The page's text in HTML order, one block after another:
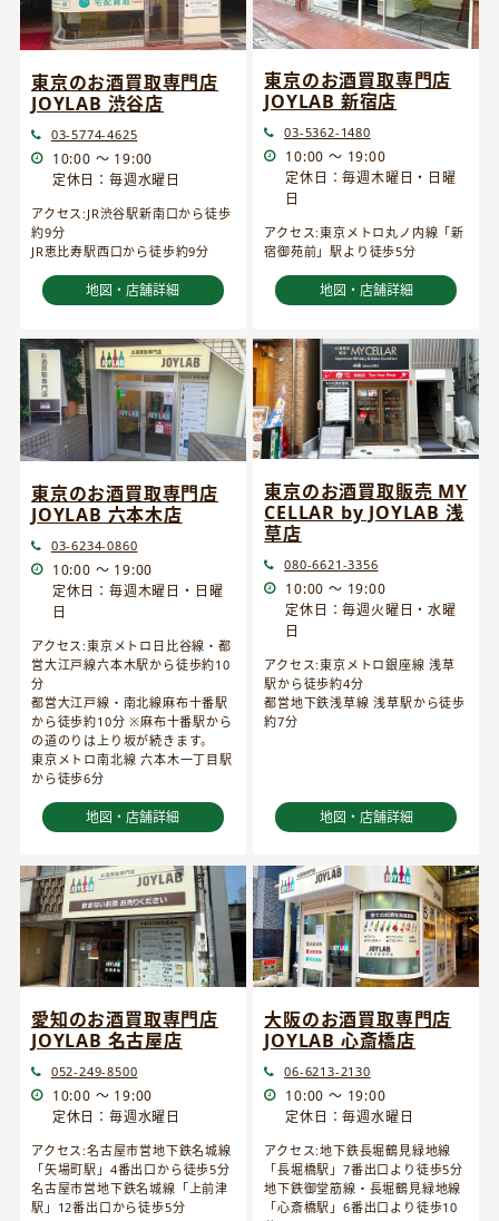
東京のお酒買取専門店
JOYLAB 渋谷店
03-5774-4625
10:00 ～ 19:00
定休日：毎週水曜日
アクセス:JR渋谷駅新南口から徒歩
約9分
JR恵比寿駅西口から徒歩約9分
地図・店舗詳細
東京のお酒買取専門店
JOYLAB 新宿店
03-5362-1480
10:00 ～ 19:00
定休日：毎週木曜日・日曜
日
アクセス:東京メトロ丸ノ内線「新
宿御苑前」駅より徒歩5分
地図・店舗詳細
東京のお酒買取専門店
JOYLAB 六本木店
03-6234-0860
10:00 ～ 19:00
定休日：毎週木曜日・日曜
日
アクセス:東京メトロ日比谷線・都
営大江戸線六本木駅から徒歩約10
分
都営大江戸線・南北線麻布十番駅
から徒歩約10分 ※麻布十番駅から
の道のりは上り坂が続きます。
東京メトロ南北線 六本木一丁目駅
から徒歩6分
地図・店舗詳細
東京のお酒買取販売 MY
CELLAR by JOYLAB 浅
草店
080-6621-3356
10:00 ～ 19:00
定休日：毎週火曜日・水曜
日
アクセス:東京メトロ銀座線 浅草
駅から徒歩約4分
都営地下鉄浅草線 浅草駅から徒歩
約7分
地図・店舗詳細
愛知のお酒買取専門店
JOYLAB 名古屋店
052-249-8500
10:00 ～ 19:00
定休日：毎週水曜日
アクセス:名古屋市営地下鉄名城線
「矢場町駅」4番出口から徒歩5分
名古屋市営地下鉄名城線「上前津
駅」12番出口から徒歩5分
大阪のお酒買取専門店
JOYLAB 心斎橋店
06-6213-2130
10:00 ～ 19:00
定休日：毎週水曜日
アクセス:地下鉄長堀鶴見緑地線
「長堀橋駅」7番出口より徒歩5分
地下鉄御堂筋線・長堀鶴見緑地線
「心斎橋駅」6番出口より徒歩10